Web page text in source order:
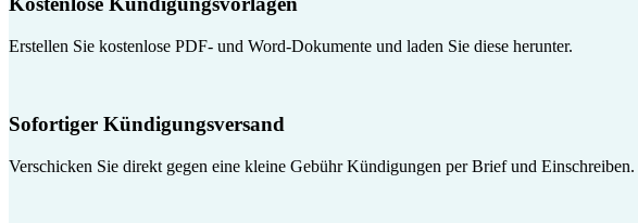
Erstellen Sie kostenlose PDF- und Word-Dokumente und laden Sie diese herunter.
Sofortiger Kündigungsversand
Verschicken Sie direkt gegen eine kleine Gebühr Kündigungen per Brief und Einschreiben.